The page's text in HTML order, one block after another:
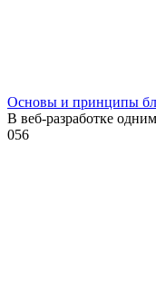
Основы и принципы
В веб-разработке
056